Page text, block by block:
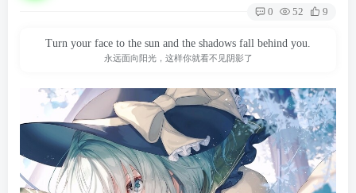
0 52 9
Turn your face to the sun and the shadows fall behind you.
永远面向阳光，这样你就看不见阴影了